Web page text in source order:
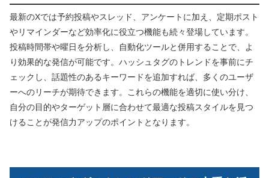
最新のXでは予約投稿やスレッド、アンケートに加え、定期ポスト
やリマインダーなど効率化に役立つ機能も続々登場しています。
投稿時間帯や曜日を分析し、自動化ツールと併用することで、よ
り効果的な発信が可能です。ハッシュタグのトレンドを事前にチ
ェックし、話題性のあるキーワードを追加すれば、多くのユーザ
ーへのリーチが期待できます。これらの機能を適切に使い分け、
自分の目的やターゲット層に合わせて最適な投稿スタイルを見つ
けることが発信力アップのポイントとなります。